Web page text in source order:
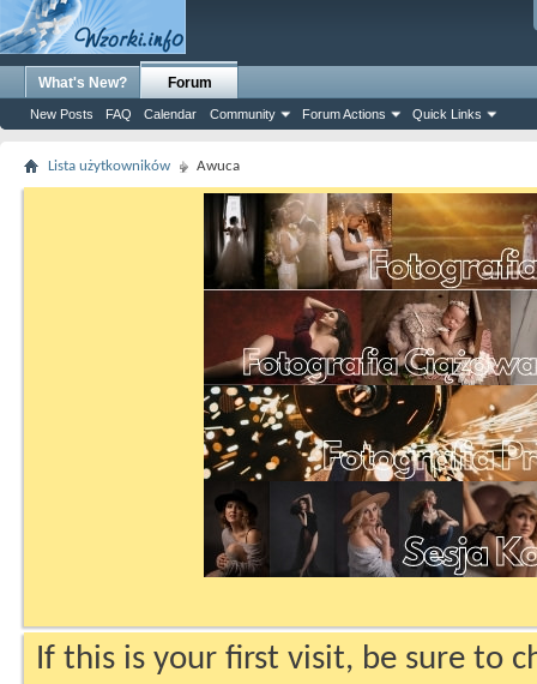
What's New? Forum
New Posts FAQ Calendar Community Forum Actions Quick Links
Lista użytkowników Awuca
If this is your first visit, be sure to